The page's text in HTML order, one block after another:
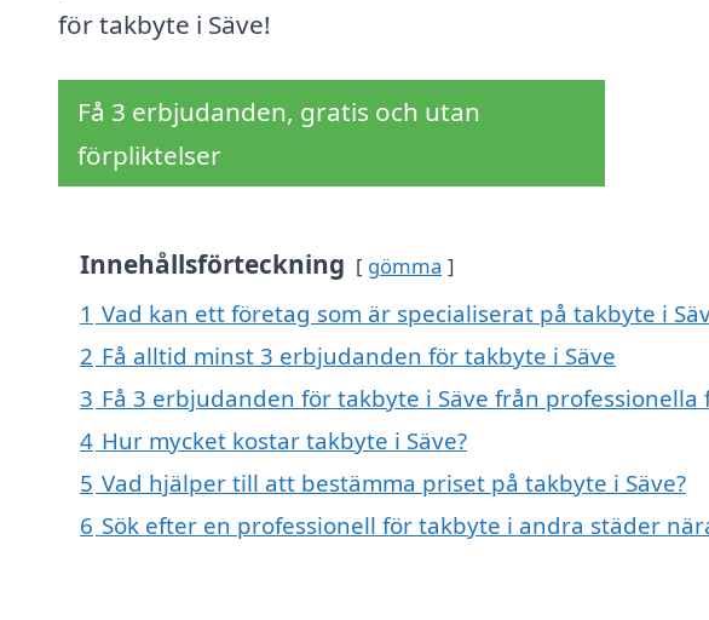
för takbyte i Säve!
Få 3 erbjudanden, gratis och utan
förpliktelser
Innehållsförteckning gömma
1 Vad kan ett företag som är specialiserat på takbyte i
2 Få alltid minst 3 erbjudanden för takbyte i Säve
3 Få 3 erbjudanden för takbyte i Säve från professionella
4 Hur mycket kostar takbyte i Säve?
5 Vad hjälper till att bestämma priset på takbyte i Säve?
6 Sök efter en professionell för takbyte i andra städer